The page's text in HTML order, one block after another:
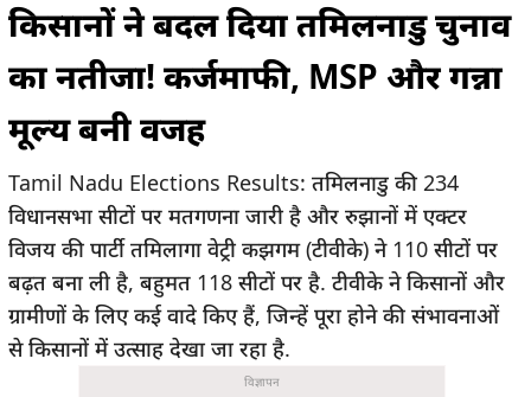
किसानों ने बदल दिया तमिलनाडु चुनाव
का नतीजा! कर्जमाफी, MSP और गन्ना
मूल्य बनी वजह
Tamil Nadu Elections Results: तमिलनाडु की 234
विधानसभा सीटों पर मतगणना जारी है और रुझानों में एक्टर
विजय की पार्टी तमिलागा वेट्री कझगम (टीवीके) ने 110 सीटों पर
बढ़त बना ली है, बहुमत 118 सीटों पर है. टीवीके ने किसानों और
ग्रामीणों के लिए कई वादे किए हैं, जिन्हें पूरा होने की संभावनाओं
से किसानों में उत्साह देखा जा रहा है.